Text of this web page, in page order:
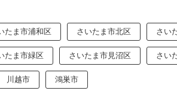
たま市浦和区 さいたま市北区 さい
たま市緑区 さいたま市見沼区 さい
川越市 鴻巣市